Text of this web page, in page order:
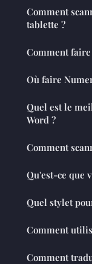
Comment
tablette ?
Comment
Où faire
Quel est le
Word ?
Comment
Qu'est-ce que
Quel stylet
Comment
Comment